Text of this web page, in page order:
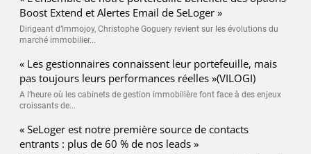
Boost Extend et Alertes Email de SeLoger »
Dirigeant d’Immojoy, Christophe Goguery revient sur les évolutions du
marché immobilier...
« Les gestionnaires connaissent leur portefeuille, mais
pas toujours leurs performances réelles »(VILOGI)
A l’heure où les cabinets de gestion immobilière font face à des enjeux
croissants de...
« SeLoger est notre première source de contacts
entrants : plus de 60 % de nos leads »